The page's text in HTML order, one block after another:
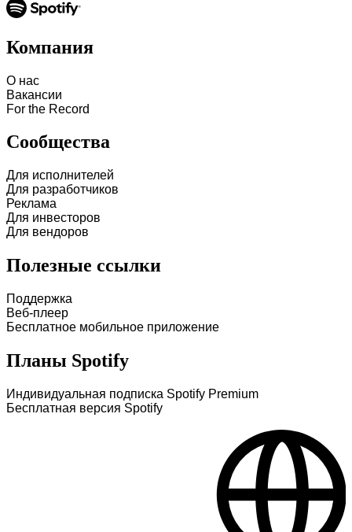
Компания
О нас
Вакансии
For the Record
Сообщества
Для исполнителей
Для разработчиков
Реклама
Для инвесторов
Для вендоров
Полезные ссылки
Поддержка
Веб-плеер
Бесплатное мобильное приложение
Планы Spotify
Индивидуальная подписка Spotify Premium
Бесплатная версия Spotify